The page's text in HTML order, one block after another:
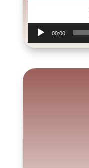
Audiospeler
00:00